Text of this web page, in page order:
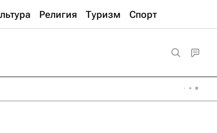
Религия Туризм Спорт